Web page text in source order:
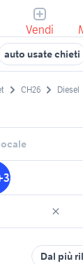
Vendi
auto usate chieti
CH26 Diesel
Dal più